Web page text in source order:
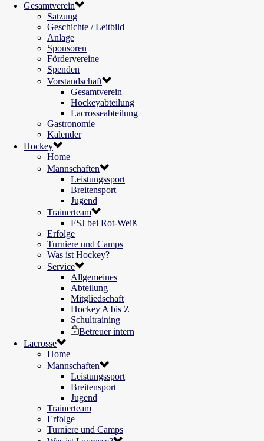
Gesamtverein
Satzung
Geschichte / Leitbild
Anlage
Sponsoren
Fördervereine
Spenden
Vorstandschaft
Gesamtverein
Hockeyabteilung
Lacrosseabteilung
Gastronomie
Kalender
Hockey
Home
Mannschaften
Leistungssport
Breitensport
Jugend
Trainerteam
FSJ bei Rot-Weiß
Erfolge
Turniere und Camps
Was ist Hockey?
Service
Allgemeines
Abteilung
Mitgliedschaft
Hockey A bis Z
Schultraining
Betreuer intern
Lacrosse
Home
Mannschaften
Leistungssport
Breitensport
Jugend
Trainerteam
Erfolge
Turniere und Camps